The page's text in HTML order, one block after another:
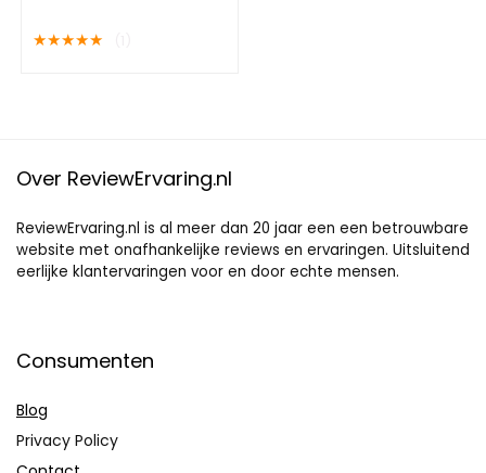
★★★★★
Over ReviewErvaring.nl
ReviewErvaring.nl is al meer dan 20 jaar een een betrouwbare
website met onafhankelijke reviews en ervaringen. Uitsluitend
eerlijke klantervaringen voor en door echte mensen.
Consumenten
Blog
Privacy Policy